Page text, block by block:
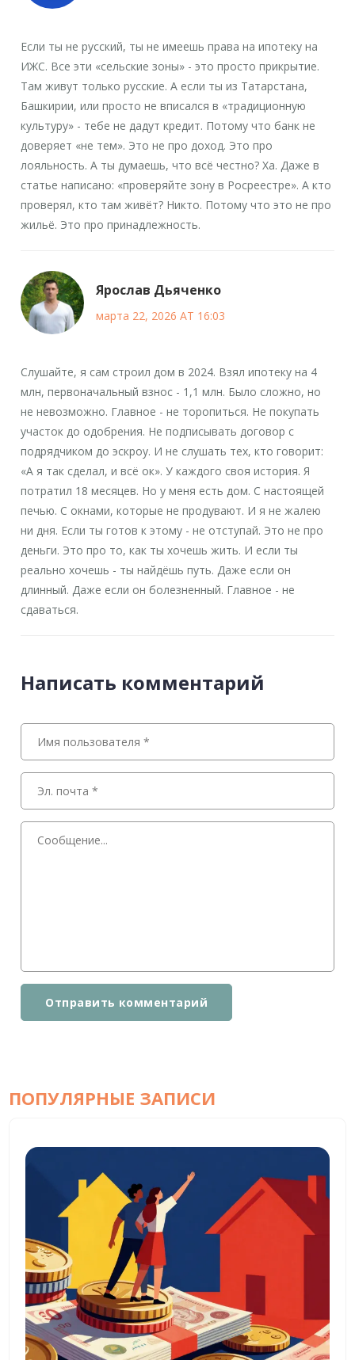
Если ты не русский, ты не имеешь права на ипотеку на
ИЖС. Все эти «сельские зоны» - это просто прикрытие.
Там живут только русские. А если ты из Татарстана,
Башкирии, или просто не вписался в «традиционную
культуру» - тебе не дадут кредит. Потому что банк не
доверяет «не тем». Это не про доход. Это про
лояльность. А ты думаешь, что всё честно? Ха. Даже в
статье написано: «проверяйте зону в Росреестре». А кто
проверял, кто там живёт? Никто. Потому что это не про
жильё. Это про принадлежность.
Ярослав Дьяченко
марта 22, 2026 AT 16:03
Слушайте, я сам строил дом в 2024. Взял ипотеку на 4
млн, первоначальный взнос - 1,1 млн. Было сложно, но
не невозможно. Главное - не торопиться. Не покупать
участок до одобрения. Не подписывать договор с
подрядчиком до эскроу. И не слушать тех, кто говорит:
«А я так сделал, и всё ок». У каждого своя история. Я
потратил 18 месяцев. Но у меня есть дом. С настоящей
печью. С окнами, которые не продувают. И я не жалею
ни дня. Если ты готов к этому - не отступай. Это не про
деньги. Это про то, как ты хочешь жить. И если ты
реально хочешь - ты найдёшь путь. Даже если он
длинный. Даже если он болезненный. Главное - не
сдаваться.
Написать комментарий
Отправить комментарий
ПОПУЛЯРНЫЕ ЗАПИСИ